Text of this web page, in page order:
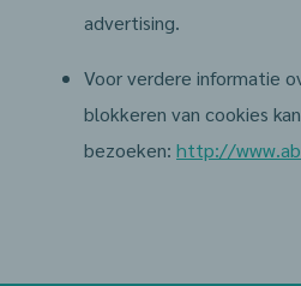
advertising.
Voor verdere informatie
blokkeren van cookies
bezoeken: http://